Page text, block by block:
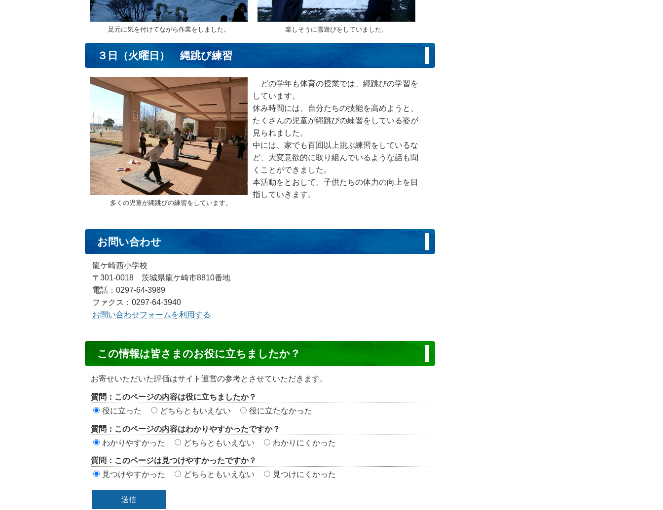
足元に気を付けてながら作業をしました。 楽しそうに雪遊びをしていました。
３日（火曜日） 縄跳び練習
多くの児童が縄跳びの練習をしています。
どの学年も体育の授業では、縄跳びの学習を
しています。
休み時間には、自分たちの技能を高めようと、
たくさんの児童が縄跳びの練習をしている姿が
見られました。
中には、家でも百回以上跳ぶ練習をしているな
ど、大変意欲的に取り組んでいるような話も聞
くことができました。
本活動をとおして、子供たちの体力の向上を目
指していきます。
お問い合わせ
龍ケ崎西小学校
〒301-0018 茨城県龍ケ崎市8810番地
電話：0297-64-3989
ファクス：0297-64-3940
お問い合わせフォームを利用する
ン
テ
ン
ツ
価
リ
ア
この情報は皆さまのお役に立ちましたか？
お寄せいただいた評価はサイト運営の参考とさせていただきます。
質問：このページの内容は役に立ちましたか？
役に立った
どちらともいえない 役に立たなかった
質問：このページの内容はわかりやすかったですか？
わかりやすかった
どちらともいえない わかりにくかった
質問：このページは見つけやすかったですか？
見つけやすかった
どちらともいえない 見つけにくかった